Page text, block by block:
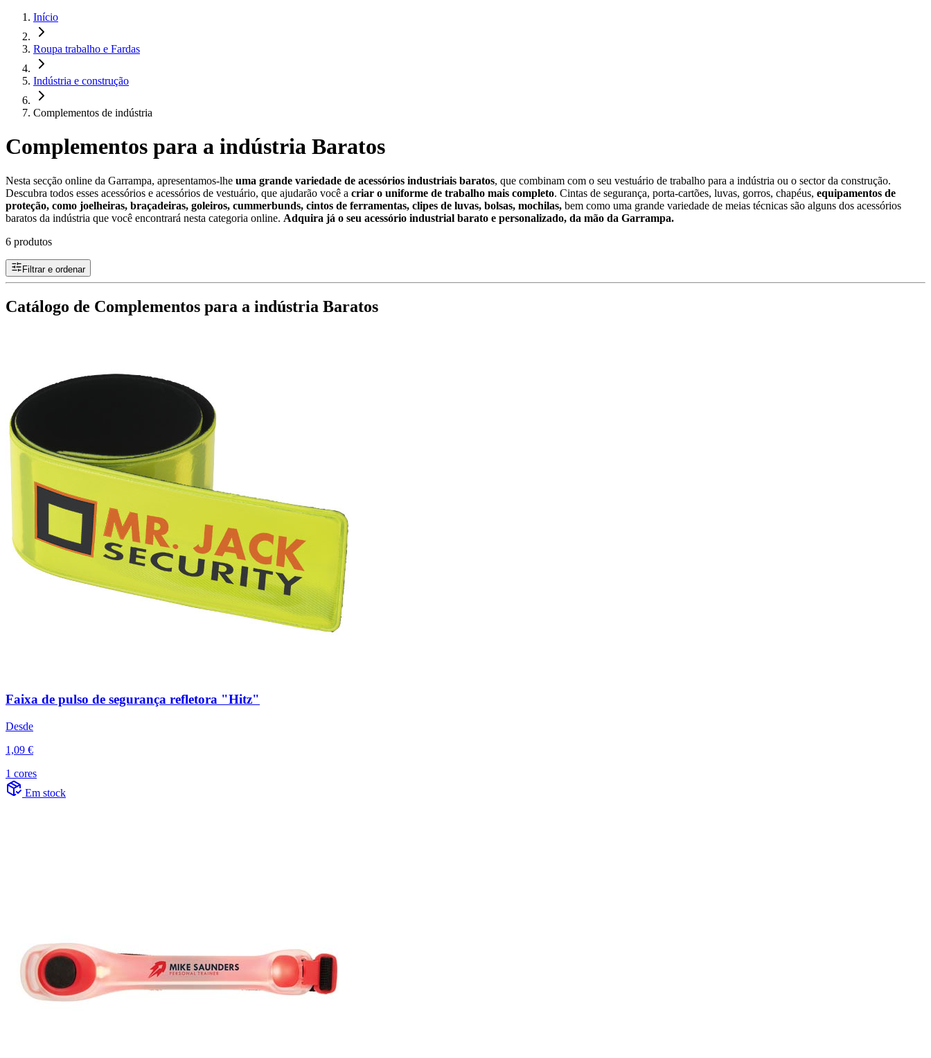
Início
Roupa trabalho e Fardas
Indústria e construção
Complementos de indústria
Complementos para a indústria Baratos
Nesta secção online da Garrampa, apresentamos-lhe uma grande variedade de acessórios industriais baratos, que combinam com o seu vestuário de trabalho para a indústria ou o sector da construção.
Descubra todos esses acessórios e acessórios de vestuário, que ajudarão você a criar o uniforme de trabalho mais completo. Cintas de segurança, porta-cartões, luvas, gorros, chapéus, equipamentos de
proteção, como joelheiras, braçadeiras, goleiros, cummerbunds, cintos de ferramentas, clipes de luvas, bolsas, mochilas, bem como uma grande variedade de meias técnicas são alguns dos acessórios
baratos da indústria que você encontrará nesta categoria online. Adquira já o seu acessório industrial barato e personalizado, da mão da Garrampa.
6 produtos
Filtrar e ordenar
Catálogo de Complementos para a indústria Baratos
Faixa de pulso de segurança refletora "Hitz"
Desde
1,09 €
1 cores
Em stock